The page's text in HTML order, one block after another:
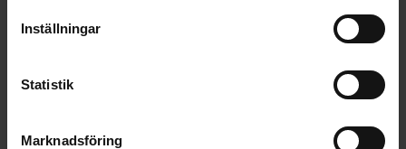
Inställningar
Statistik
Marknadsföring
Temperaturreglering
patientvärme mot hypotermi